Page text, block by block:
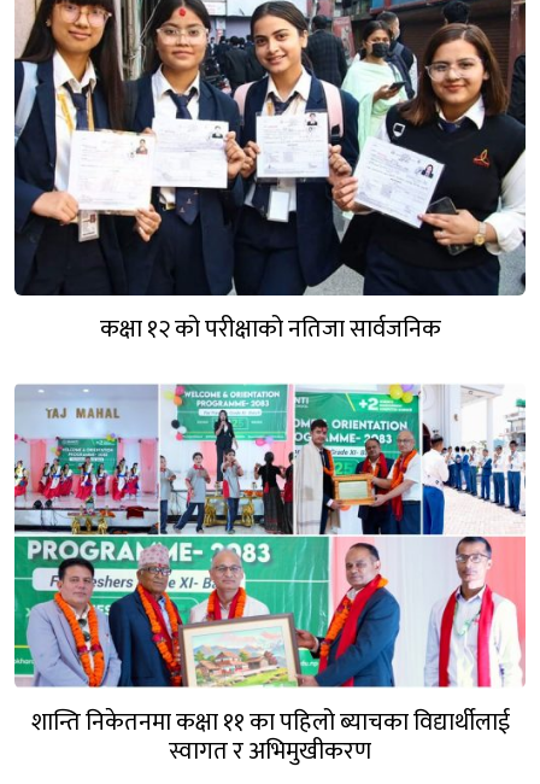
कक्षा १२ को परीक्षाको नतिजा सार्वजनिक
शान्ति निकेतनमा कक्षा ११ का पहिलो ब्याचका विद्यार्थीलाई
स्वागत र अभिमुखीकरण